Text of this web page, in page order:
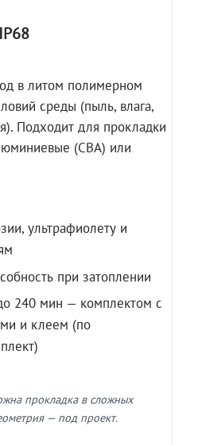
в литом полимерном
среды (пыль, влага,
Подходит для прокладки
(СВА) или
ультрафиолету и
при затоплении
240 мин — комплектом с
и клеем (по
прокладка в сложных
— под проект.